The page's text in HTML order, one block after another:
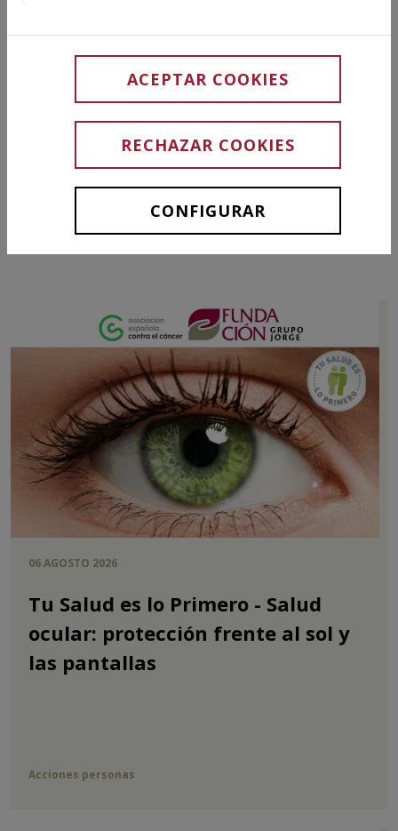
Educación y talento
Apoyo a personas vulnerables
Patrocinios deportivos
06 AGOSTO 2026
Tu Salud es lo Primero - Salud
ocular: protección frente al sol y
las pantallas
Acciones personas
ACEPTAR COOKIES
RECHAZAR COOKIES
CONFIGURAR